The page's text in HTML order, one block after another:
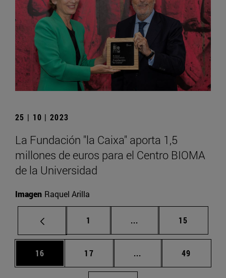
25 | 10 | 2023
La Fundación "la Caixa" aporta 1,5
millones de euros para el Centro BIOMA
de la Universidad
Imagen Raquel Arilla
Página
1 ... Páginas intermedias
Página
15
Página
16 Página
17 ... Páginas intermedias
Página
49